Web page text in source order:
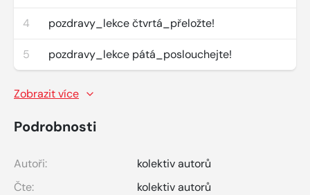
4 pozdravy_lekce čtvrtá_přeložte!
5 pozdravy_lekce pátá_poslouchejte!
Zobrazit více
Podrobnosti
Autoři:
kolektiv autorů
Čte:
kolektiv autorů